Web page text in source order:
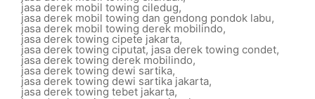
jasa derek mobil towing ciledug,
jasa derek mobil towing dan gendong pondok labu,
jasa derek mobil towing derek mobilindo,
jasa derek towing cipete jakarta,
jasa derek towing ciputat, jasa derek towing condet,
jasa derek towing derek mobilindo,
jasa derek towing dewi sartika,
jasa derek towing dewi sartika jakarta,
jasa derek towing tebet jakarta,